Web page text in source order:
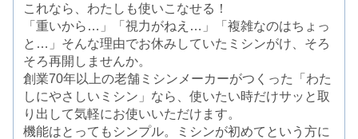
これなら、わたしも使いこなせる！
「重いから…」「視力がねえ…」「複雑なのはちょっ
と…」そんな理由でお休みしていたミシンがけ、そろ
そろ再開しませんか。
創業70年以上の老舗ミシンメーカーがつくった「わた
しにやさしいミシン」なら、使いたい時だけサッと取
り出して気軽にお使いいただけます。
機能はとってもシンプル。ミシンが初めてという方に